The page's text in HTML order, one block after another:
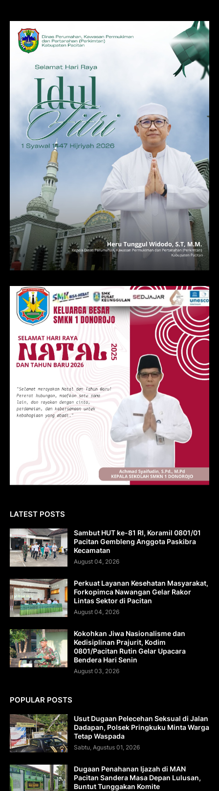
LATEST POSTS
Sambut HUT ke-81 RI, Koramil 0801/01
Pacitan Gembleng Anggota Paskibra
Kecamatan
August 04, 2026
Perkuat Layanan Kesehatan Masyarakat,
Forkopimca Nawangan Gelar Rakor
Lintas Sektor di Pacitan
August 04, 2026
Kokohkan Jiwa Nasionalisme dan
Kedisiplinan Prajurit, Kodim
0801/Pacitan Rutin Gelar Upacara
Bendera Hari Senin
August 03, 2026
POPULAR POSTS
Usut Dugaan Pelecehan Seksual di Jalan
Dadapan, Polsek Pringkuku Minta Warga
Tetap Waspada
Sabtu, Agustus 01, 2026
Dugaan Penahanan Ijazah di MAN
Pacitan Sandera Masa Depan Lulusan,
Buntut Tunggakan Komite